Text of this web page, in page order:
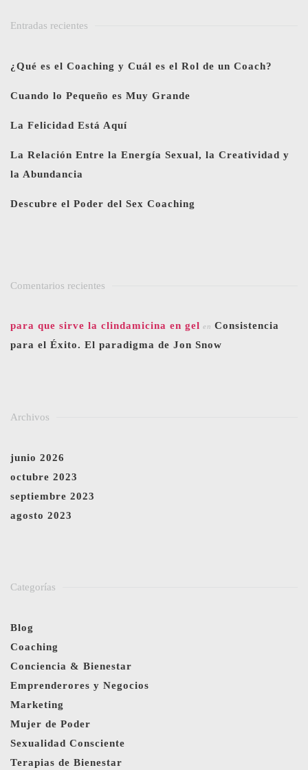
Entradas recientes
¿Qué es el Coaching y Cuál es el Rol de un Coach?
Cuando lo Pequeño es Muy Grande
La Felicidad Está Aquí
La Relación Entre la Energía Sexual, la Creatividad y
la Abundancia
Descubre el Poder del Sex Coaching
Comentarios recientes
para que sirve la clindamicina en gel en Consistencia
para el Éxito. El paradigma de Jon Snow
Archivos
junio 2026
octubre 2023
septiembre 2023
agosto 2023
Categorías
Blog
Coaching
Conciencia & Bienestar
Emprenderores y Negocios
Marketing
Mujer de Poder
Sexualidad Consciente
Terapias de Bienestar